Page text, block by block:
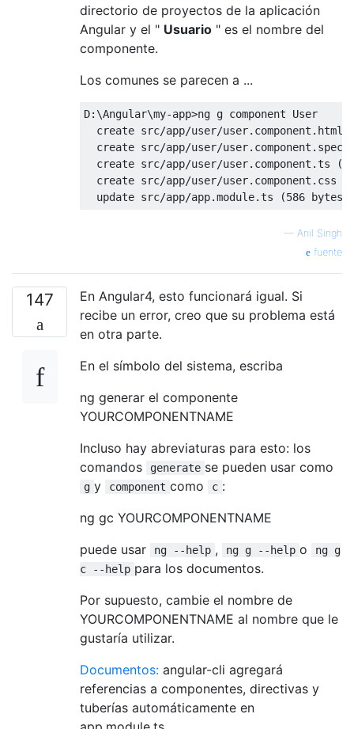
directorio de proyectos de la aplicación
Angular y el " Usuario " es el nombre del
componente.
Los comunes se parecen a ...
D:\Angular\my-app>ng g component User
create src/app/user/user.component.html
create src/app/user/
create src/app/user/user.component.ts
create src/app/user/user.component.css
— Anil Singh
fuente
147
En Angular4, esto funcionará igual. Si
recibe un error, creo que su problema está
en otra parte.
En el símbolo del sistema, escriba
ng generar el componente
YOURCOMPONENTNAME
Incluso hay abreviaturas para esto: los
comandos
generate se pueden usar como
g y component como c :
ng gc YOURCOMPONENTNAME
puede usar
ng --help , ng g --help o
ng g
c --help para los documentos.
Por supuesto, cambie el nombre de
YOURCOMPONENTNAME al nombre que le
gustaría utilizar.
Documentos: angular-cli agregará
referencias a componentes, directivas y
tuberías automáticamente en